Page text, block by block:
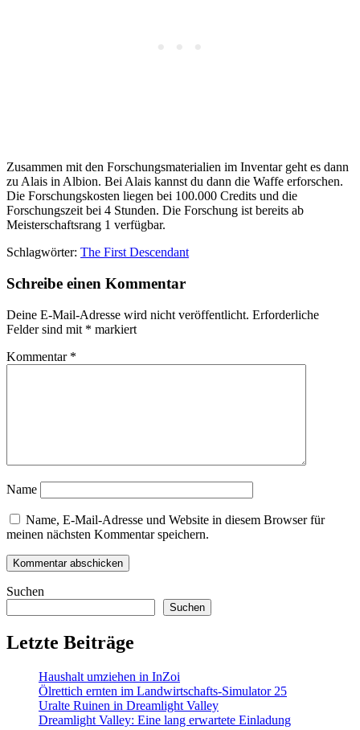
Zusammen mit den Forschungsmaterialien im Inventar geht es dann
zu Alais in Albion. Bei Alais kannst du dann die Waffe erforschen.
Die Forschungskosten liegen bei 100.000 Credits und die
Forschungszeit bei 4 Stunden. Die Forschung ist bereits ab
Meisterschaftsrang 1 verfügbar.
Schlagwörter: The First Descendant
Schreibe einen Kommentar
Deine E-Mail-Adresse wird nicht veröffentlicht. Erforderliche
Felder sind mit * markiert
Kommentar *
Name
Name, E-Mail-Adresse und Website in diesem Browser für
meinen nächsten Kommentar speichern.
Suchen
Suchen
Letzte Beiträge
Haushalt umziehen in InZoi
Ölrettich ernten im Landwirtschafts-Simulator 25
Uralte Ruinen in Dreamlight Valley
Dreamlight Valley: Eine lang erwartete Einladung